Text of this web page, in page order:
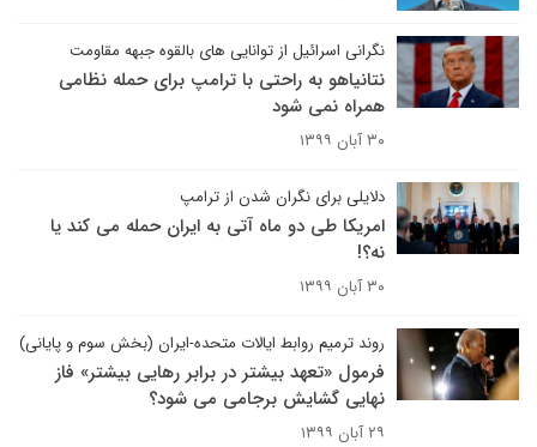
نگرانی اسرائیل از توانایی های بالقوه جبهه مقاومت
نتانیاهو به راحتی با ترامپ برای حمله نظامی
همراه نمی شود
۳۰ آبان ۱۳۹۹
دلایلی برای نگران شدن از ترامپ
امریکا طی دو ماه آتی به ایران حمله می کند یا
نه؟!
۳۰ آبان ۱۳۹۹
روند ترمیم روابط ایالات متحده-ایران (بخش سوم و پایانی)
فرمول «تعهد بیشتر در برابر رهایی بیشتر» فاز
نهایی گشایش برجامی می شود؟
۲۹ آبان ۱۳۹۹